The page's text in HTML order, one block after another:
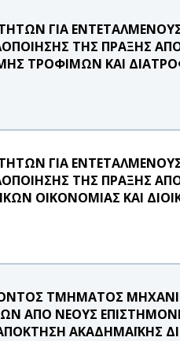
ΓΙΑ
ΤΗΣ ΠΡΑΞΗΣ
ΤΡΟΦΙΜΩΝ ΚΑΙ
ΓΙΑ
ΤΗΣ ΠΡΑΞΗΣ
ΟΙΚΟΝΟΜΙΑΣ ΚΑΙ
ΤΜΗΜΑΤΟΣ
ΑΠΟ ΝΕΟΥΣ
ΑΚΑΔΗΜΑΪΚΗΣ